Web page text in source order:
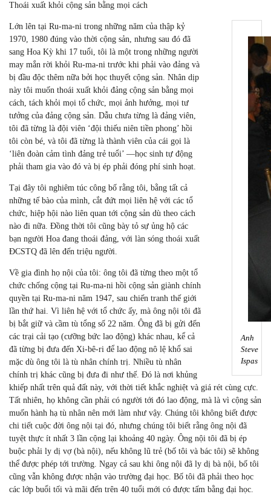
Thoái xuất khỏi cộng sản bằng mọi cách
Anh
Steve
Ispas
Lớn lên tại Ru-ma-ni trong những năm của thập kỷ
1970, 1980 đúng vào thời cộng sản, nhưng sau đó đã
sang Hoa Kỳ khi 17 tuổi, tôi là một trong những người
may mắn rời khỏi Ru-ma-ni trước khi phải vào đảng và
bị đầu độc thêm nữa bởi học thuyết cộng sản. Nhân dịp
này tôi muốn thoái xuất khỏi đảng cộng sản bằng mọi
cách, tách khỏi mọi tổ chức, mọi ảnh hưởng, mọi tư
tưởng của đảng cộng sản. Dẫu chưa từng là đảng viên,
tôi đã từng là đội viên ‘đội thiếu niên tiền phong’ hồi
tôi còn bé, và tôi đã từng là thành viên của cái gọi là
‘liên đoàn cảm tình đảng trẻ tuổi’ —học sinh tự động
phải tham gia vào đó và bị ép phải đóng phí sinh hoạt.
Tại đây tôi nghiêm túc công bố rằng tôi, bằng tất cả
những tế bào của mình, cắt đứt mọi liên hệ với các tổ
chức, hiệp hội nào liên quan tới cộng sản dù theo cách
nào đi nữa. Đồng thời tôi cũng bày tỏ sự ủng hộ các
bạn người Hoa đang thoái đảng, với làn sóng thoái xuất
ĐCSTQ đã lên đến triệu người.
Về gia đình họ nội của tôi: ông tôi đã từng theo một tổ
chức chống cộng tại Ru-ma-ni hồi cộng sản giành chính
quyền tại Ru-ma-ni năm 1947, sau chiến tranh thế giới
lần thứ hai. Vì liên hệ với tổ chức ấy, mà ông nội tôi đã
bị bắt giữ và cầm tù tổng số 22 năm. Ông đã bị gửi đến
các trại cải tạo (cưỡng bức lao động) khác nhau, kể cả
đã từng bị đưa đến Xi-bê-ri để lao động nô lệ khổ sai
mặc dù ông tôi là tù nhân chính trị. Nhiều tù nhân
chính trị khác cũng bị đưa đi như thế. Đó là nơi khủng
khiếp nhất trên quả đất này, với thời tiết khắc nghiệt và giá rét cùng cực.
Tất nhiên, họ không cần phải có người tới đó lao động, mà là vì cộng sản
muốn hành hạ tù nhân nên mới làm như vậy. Chúng tôi không biết được
chi tiết cuộc đời ông nội tại đó, nhưng chúng tôi biết rằng ông nội đã
tuyệt thực ít nhất 3 lần cộng lại khoảng 40 ngày. Ông nội tôi đã bị ép
buộc phải ly dị vợ (bà nội), nếu không lũ trẻ (bố tôi và bác tôi) sẽ không
thể được phép tới trường. Ngay cả sau khi ông nội đã ly dị bà nội, bố tôi
cũng vẫn không được nhận vào trường đại học. Bố tôi đã phải theo học
các lớp buổi tối và mãi đến trên 40 tuổi mới có được tấm bằng đại học.